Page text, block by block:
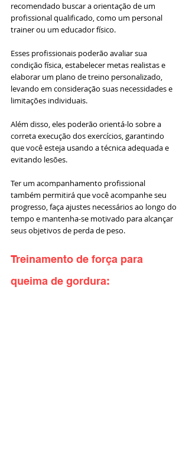
recomendado buscar a orientação de um
profissional qualificado, como um personal
trainer ou um educador físico.
Esses profissionais poderão avaliar sua
condição física, estabelecer metas realistas e
elaborar um plano de treino personalizado,
levando em consideração suas necessidades e
limitações individuais.
Além disso, eles poderão orientá-lo sobre a
correta execução dos exercícios, garantindo
que você esteja usando a técnica adequada e
evitando lesões.
Ter um acompanhamento profissional
também permitirá que você acompanhe seu
progresso, faça ajustes necessários ao longo do
tempo e mantenha-se motivado para alcançar
seus objetivos de perda de peso.
Treinamento de força para
queima de gordura: